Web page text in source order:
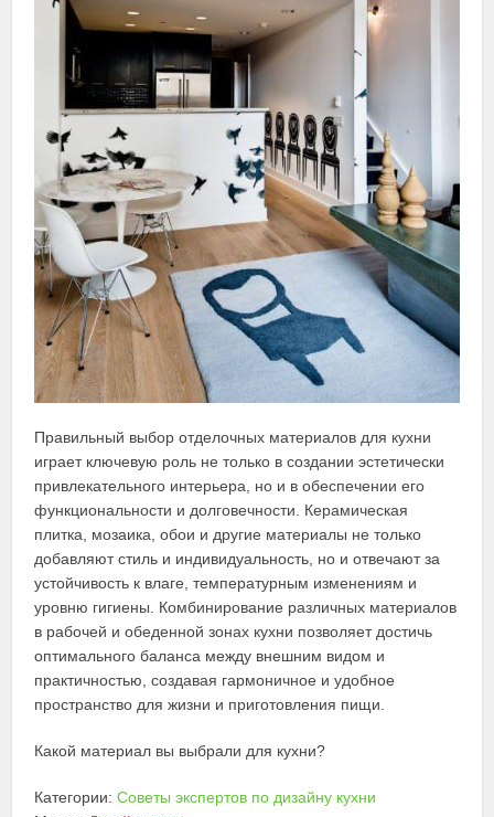
Правильный выбор отделочных материалов для кухни
играет ключевую роль не только в создании эстетически
привлекательного интерьера, но и в обеспечении его
функциональности и долговечности. Керамическая
плитка, мозаика, обои и другие материалы не только
добавляют стиль и индивидуальность, но и отвечают за
устойчивость к влаге, температурным изменениям и
уровню гигиены. Комбинирование различных материалов
в рабочей и обеденной зонах кухни позволяет достичь
оптимального баланса между внешним видом и
практичностью, создавая гармоничное и удобное
пространство для жизни и приготовления пищи.
Какой материал вы выбрали для кухни?
Категории:Советы экспертов по дизайну кухни